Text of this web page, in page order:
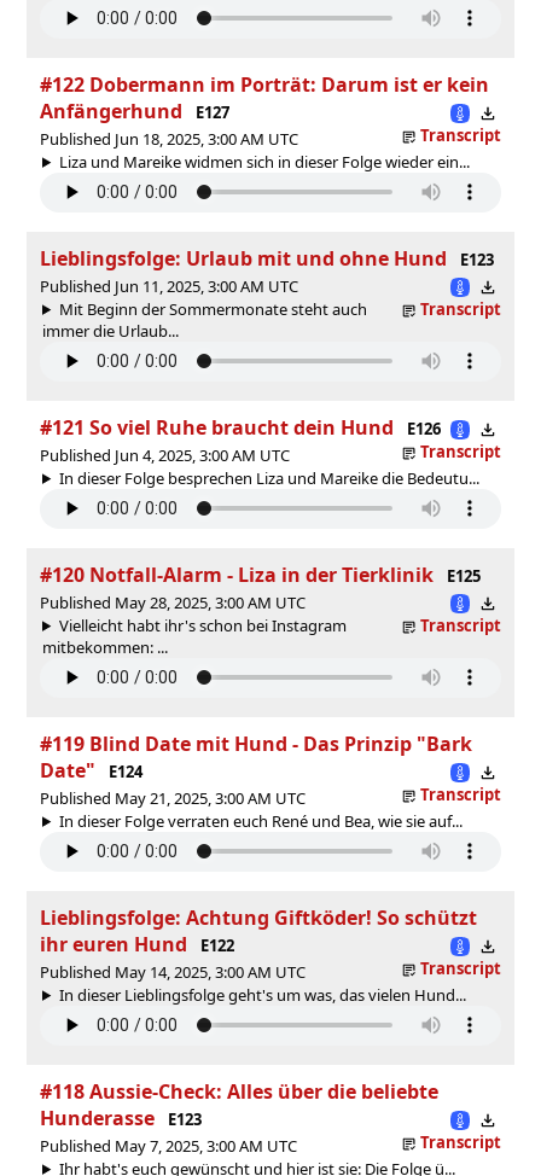
#122 Dobermann im Porträt: Darum ist er kein
Anfängerhund
E127
Published Jun 18, 2025, 3:00 AM UTC
Transcript
Liza und Mareike widmen sich in dieser Folge wieder ein...
Lieblingsfolge: Urlaub mit und ohne Hund
E123
Published Jun 11, 2025, 3:00 AM UTC
Transcript
Mit Beginn der Sommermonate steht auch
immer die Urlaub...
#121 So viel Ruhe braucht dein Hund
E126
Published Jun 4, 2025, 3:00 AM UTC
Transcript
In dieser Folge besprechen Liza und Mareike die Bedeutu...
#120 Notfall-Alarm - Liza in der Tierklinik
E125
Published May 28, 2025, 3:00 AM UTC
Transcript
Vielleicht habt ihr's schon bei Instagram
mitbekommen: ...
#119 Blind Date mit Hund - Das Prinzip "Bark
Date"
E124
Published May 21, 2025, 3:00 AM UTC
Transcript
In dieser Folge verraten euch René und Bea, wie sie auf...
Lieblingsfolge: Achtung Giftköder! So schützt
ihr euren Hund
E122
Published May 14, 2025, 3:00 AM UTC
Transcript
In dieser Lieblingsfolge geht's um was, das vielen Hund...
#118 Aussie-Check: Alles über die beliebte
Hunderasse
E123
Published May 7, 2025, 3:00 AM UTC
Transcript
Ihr habt's euch gewünscht und hier ist sie: Die Folge ü...